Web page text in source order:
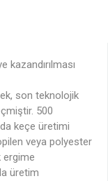
kazandırılması
son teknolojik
500
keçe üretimi
veya polyester
ergime
üretim